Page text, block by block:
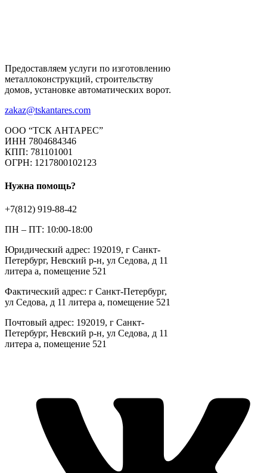
Предоставляем услуги по изготовлению
металлоконструкций, строительству
домов, установке автоматических ворот.
zakaz@tskantares.com
ООО “ТСК АНТАРЕС”
ИНН 7804684346
КПП: 781101001
ОГРН: 1217800102123
Нужна помощь?
+7(812) 919-88-42
ПН – ПТ: 10:00-18:00
Юридический адрес: 192019, г Санкт-
Петербург, Невский р-н, ул Седова, д 11
литера а, помещение 521
Фактический адрес: г Санкт-Петербург,
ул Седова, д 11 литера а, помещение 521
Почтовый адрес: 192019, г Санкт-
Петербург, Невский р-н, ул Седова, д 11
литера а, помещение 521